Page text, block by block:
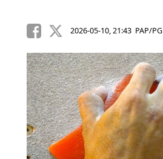
2026-05-10, 21:43 PAP/PG